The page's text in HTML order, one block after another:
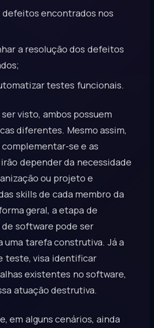
defeitos encontrados nos
a resolução dos defeitos
testes funcionais.
visto, ambos possuem
diferentes. Mesmo assim,
se e as
depender da necessidade
ou projeto e
skills de cada membro da
geral, a etapa de
software pode ser
uma tarefa construtiva. Já a
teste, visa identificar
existentes no software,
atuação destrutiva.
em alguns cenários, ainda